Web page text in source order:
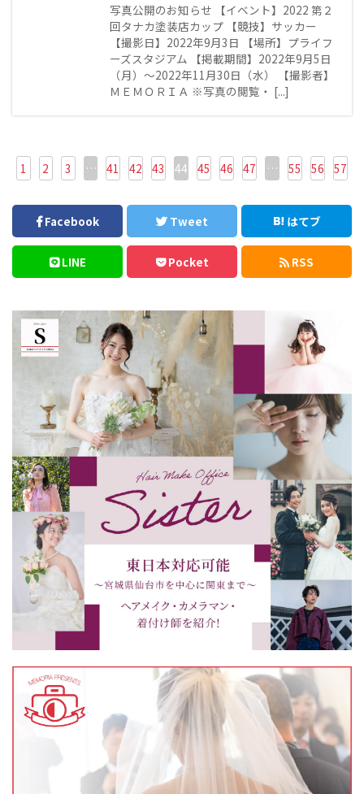
写真公開のお知らせ 【イベント】2022 第２
回タナカ塗装店カップ 【競技】サッカー
【撮影日】2022年9月3日 【場所】プライフ
ーズスタジアム 【掲載期間】2022年9月5日
（月）～2022年11月30日（水） 【撮影者】
ＭＥＭＯＲＩＡ ※写真の閲覧・ [...]
1 2 3 … 41 42 43 44 45 46 47 … 55 56 57
Facebook Tweet はてブ
LINE Pocket RSS